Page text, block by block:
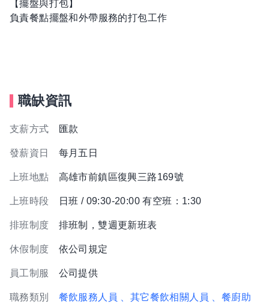
【擺盤與打包】
負責餐點擺盤和外帶服務的打包工作
職缺資訊
支薪方式 匯款
發薪資日 每月五日
上班地點 高雄市前鎮區復興三路169號
上班時段 日班 / 09:30-20:00 有空班：1:30
排班制度 排班制，雙週更新班表
休假制度 依公司規定
員工制服 公司提供
職務類別 餐飲服務人員 、其它餐飲相關人員
、餐廚助